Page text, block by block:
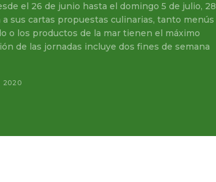
el 26 de junio hasta el domingo 5 de julio, 28
sus cartas propuestas culinarias, tanto menús
o los productos de la mar tienen el máximo
2020